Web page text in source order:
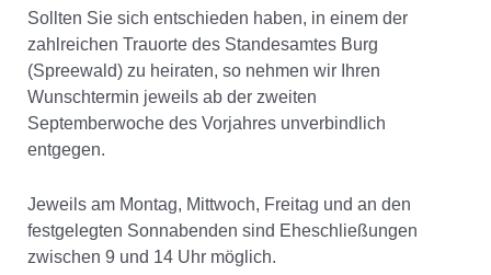
Sollten Sie sich entschieden haben, in einem der
zahlreichen Trauorte des Standesamtes Burg
(Spreewald) zu heiraten, so nehmen wir Ihren
Wunschtermin jeweils ab der zweiten
Septemberwoche des Vorjahres unverbindlich
entgegen.
Jeweils am Montag, Mittwoch, Freitag und an den
festgelegten Sonnabenden sind Eheschließungen
zwischen 9 und 14 Uhr möglich.